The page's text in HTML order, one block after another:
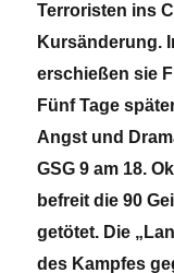
Terroristen ins
Kursänderung.
erschießen sie
Fünf Tage
Angst und
GSG 9 am 18.
befreit die 90
getötet. Die
des Kampfes